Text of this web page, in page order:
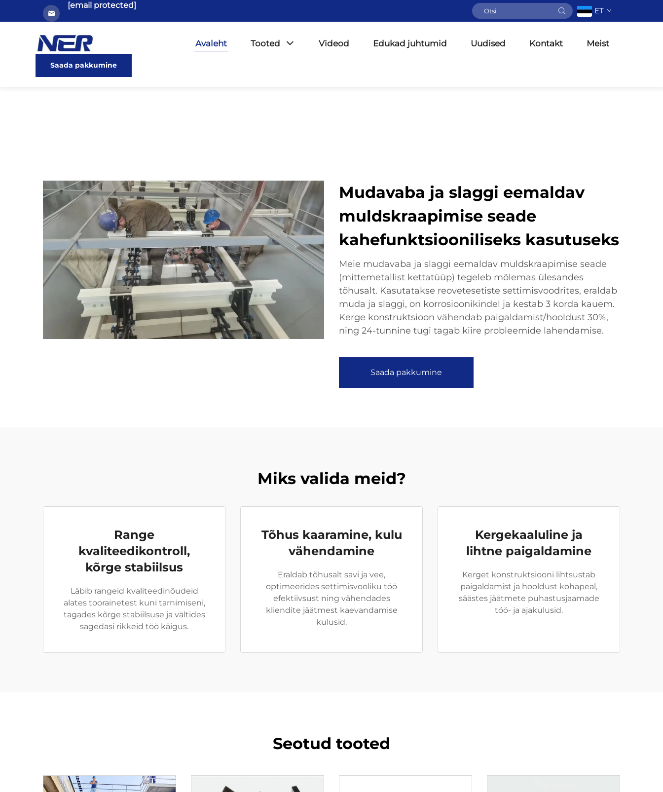
[email protected]
ET
Avaleht Tooted Videod Edukad juhtumid Uudised Kontakt Meist
Saada pakkumine
Mudavaba ja slaggi eemaldav
muldskraapimise seade
kahefunktsiooniliseks kasutuseks
Meie mudavaba ja slaggi eemaldav muldskraapimise seade
(mittemetallist kettatüüp) tegeleb mõlemas ülesandes
tõhusalt. Kasutatakse reovetesetiste settimisvoodrites, eraldab
muda ja slaggi, on korrosioonikindel ja kestab 3 korda kauem.
Kerge konstruktsioon vähendab paigaldamist/hooldust 30%,
ning 24-tunnine tugi tagab kiire probleemide lahendamise.
Saada pakkumine
Miks valida meid?
Range
kvaliteedikontroll,
kõrge stabiilsus
Läbib rangeid kvaliteedinõudeid
alates toorainetest kuni tarnimiseni,
tagades kõrge stabiilsuse ja vältides
sagedasi rikkeid töö käigus.
Tõhus kaaramine, kulu
vähendamine
Eraldab tõhusalt savi ja vee,
optimeerides settimisvooliku töö
efektiivsust ning vähendades
kliendite jäätmest kaevandamise
kulusid.
Kergekaaluline ja
lihtne paigaldamine
Kerget konstruktsiooni lihtsustab
paigaldamist ja hooldust kohapeal,
säästes jäätmete puhastusjaamade
töö- ja ajakulusid.
Seotud tooted